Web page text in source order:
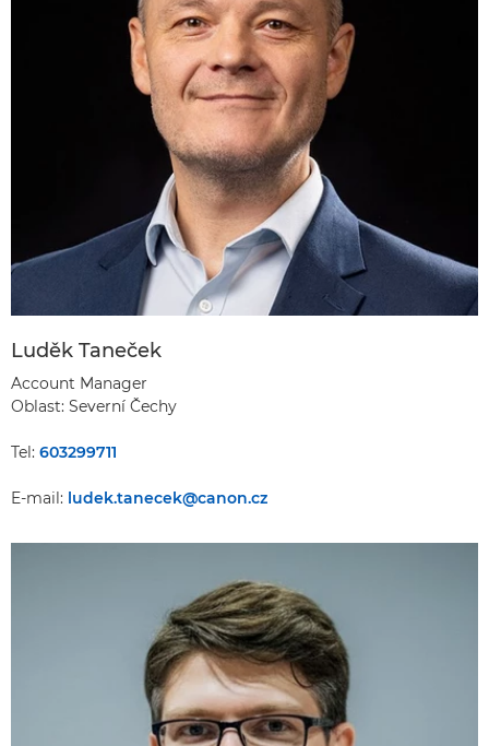
Luděk Taneček
Account Manager
Oblast: Severní Čechy
Tel: 603299711
E-mail: ludek.tanecek@canon.cz